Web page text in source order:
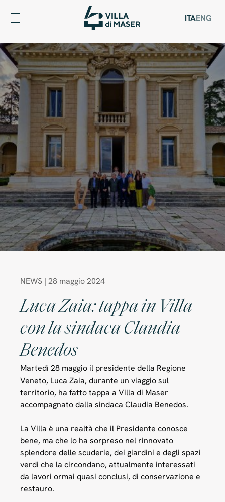
ITAENG
NEWS | 28 maggio 2024
Luca Zaia: tappa in Villa
con la sindaca Claudia
Benedos
Martedì 28 maggio il presidente della Regione
Veneto, Luca Zaia, durante un viaggio sul
territorio, ha fatto tappa a Villa di Maser
accompagnato dalla sindaca Claudia Benedos.
La Villa è una realtà che il Presidente conosce
bene, ma che lo ha sorpreso nel rinnovato
splendore delle scuderie, dei giardini e degli spazi
verdi che la circondano, attualmente interessati
da lavori ormai quasi conclusi, di conservazione e
restauro.